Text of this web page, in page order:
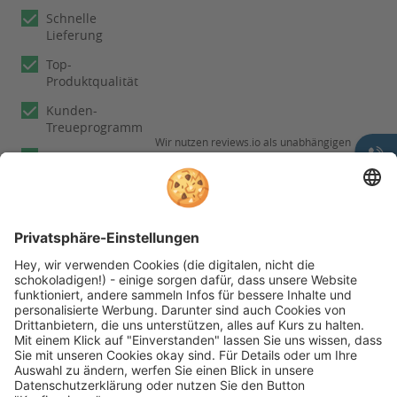
Schnelle
Lieferung
Top-
Produktqualität
Kunden-
Treueprogramm
Experten
Wir nutzen reviews.io als unabhängigen
Dienstleister für die Einholung von
Bewertungen. Erfahren Sie mehr unter
unserenInformationen zu
Kundenbewertungen
Folgen Sie rehashop auch auf folgenden Kanälen
* Alle Preise inkl. gesetzl. Mehrwertsteuer zzgl.